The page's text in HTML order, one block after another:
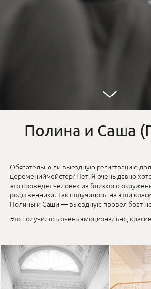
Полина и Саша
Обязательно ли выездную регистрацию
церемениймейстер? Нет. Я очень давно
это проведет человек из близкого
родственники. Так получилось на этой
Полины и Саши — выездную провел брат
Это получилось очень эмоционально,